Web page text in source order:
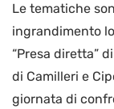
Le tematiche
ingrandimento
“Presa diretta”
di Camilleri e
giornata di